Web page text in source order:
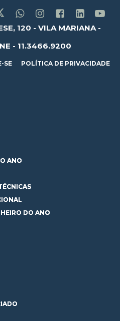
120 - VILA MARIANA -
- 11.3466.9200
SE POLÍTICA DE PRIVACIDADE
ANO
DO ANO